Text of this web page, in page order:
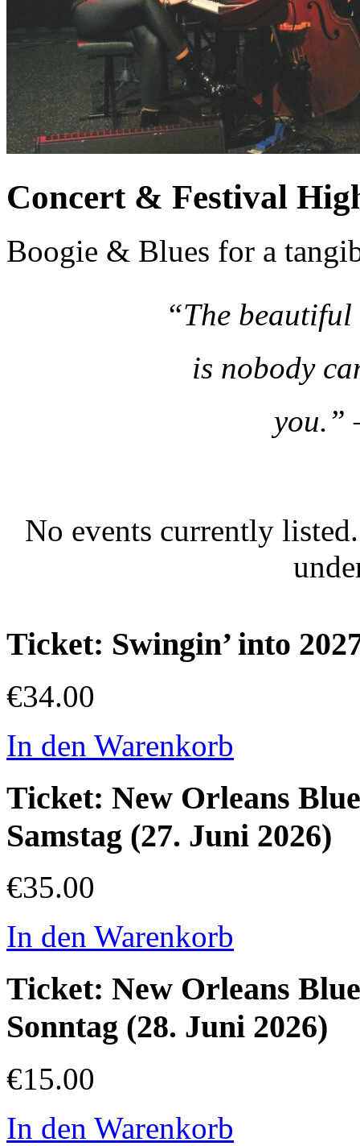
Concert & Festival
Boogie & Blues for a
“The
is nobody
you.”
No events currently
Ticket: Swingin’ into
€34.00
In den Warenkorb
Ticket: New Orleans
Samstag (27. Juni 2026)
€35.00
In den Warenkorb
Ticket: New Orleans
Sonntag (28. Juni 2026)
€15.00
In den Warenkorb